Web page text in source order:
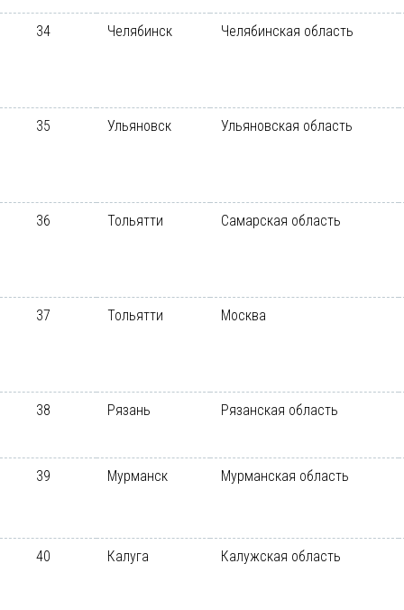
34 Челябинск Челябинская область
35 Ульяновск Ульяновская область
36 Тольятти Самарская область
37 Тольятти Москва
38 Рязань Рязанская область
39 Мурманск Мурманская область
40 Калуга Калужская область